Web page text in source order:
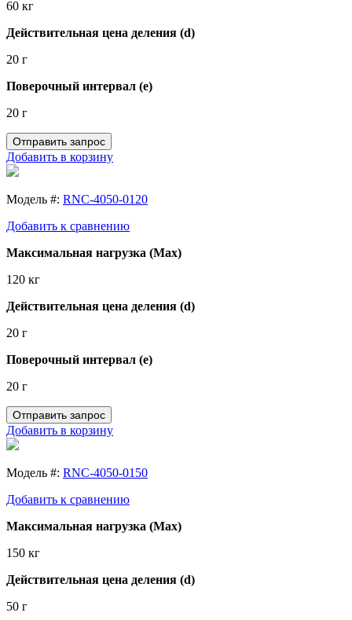
60 кг
Действительная цена деления (d)
20 г
Поверочный интервал (e)
20 г
Отправить запрос
Добавить в корзину
Модель #: RNC-4050-0120
Добавить к сравнению
Максимальная нагрузка (Max)
120 кг
Действительная цена деления (d)
20 г
Поверочный интервал (e)
20 г
Отправить запрос
Добавить в корзину
Модель #: RNC-4050-0150
Добавить к сравнению
Максимальная нагрузка (Max)
150 кг
Действительная цена деления (d)
50 г